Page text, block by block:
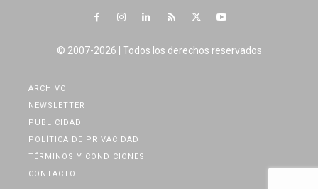
© 2007-2026 | Todos los derechos reservados
ARCHIVO
NEWSLETTER
PUBLICIDAD
POLÍTICA DE PRIVACIDAD
TÉRMINOS Y CONDICIONES
CONTACTO